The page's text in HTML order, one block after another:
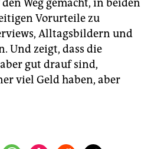
Weg gemacht, in beiden
Vorurteile zu
Alltagsbildern und
Und zeigt, dass die
gut drauf sind,
viel Geld haben, aber